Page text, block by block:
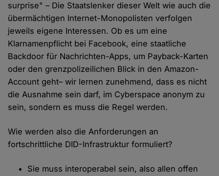
surprise" – Die Staatslenker dieser Welt wie auch die
übermächtigen Internet-Monopolisten verfolgen
jeweils eigene Interessen. Ob es um eine
Klarnamenpflicht bei Facebook, eine staatliche
Backdoor für Nachrichten-Apps, um Payback-Karten
oder den grenzpolizeilichen Blick in den Amazon-
Account geht– wir lernen zunehmend, dass es nicht
die Ausnahme sein darf, im Cyberspace anonym zu
sein, sondern es muss die Regel werden.
Wie werden also die Anforderungen an
fortschrittliche DID-Infrastruktur formuliert?
Sie muss interoperabel sein, also allen offen